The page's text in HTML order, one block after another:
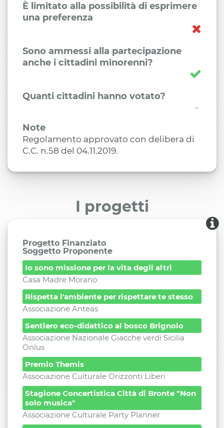
È limitato alla possibilità di esprimere
una preferenza
Sono ammessi alla partecipazione
anche i cittadini minorenni?
Quanti cittadini hanno votato?
-
Note
Regolamento approvato con delibera di
C.C. n.58 del 04.11.2019.
I progetti
Progetto Finanziato
Soggetto Proponente
Io sono missione per la vita degli altri
Casa Madre Morano
Rispetta l'ambiente per rispettare te stesso
Associazione Anteas
Sentiero eco-didattico al bosco Brignolo
Associazione Nazionale Giacche verdi Sicilia
Onlus
Premio Themis
Associazione Culturale Orizzonti Liberi
Stagione Concertistica Città di Bronte "Non
solo musica"
Associazione Culturale Party Planner